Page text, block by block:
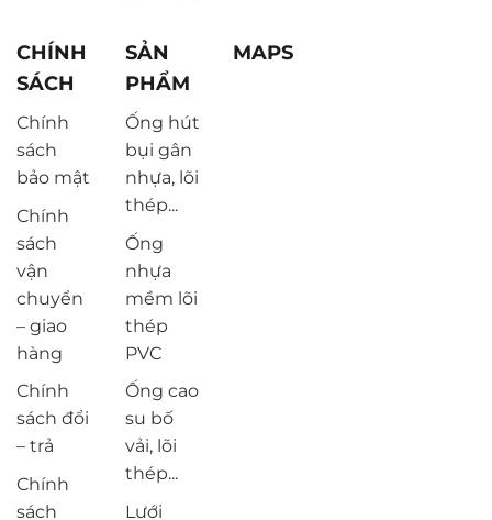
CHÍNH
SÁCH
Chính
sách
bảo mật
Chính
sách
vận
chuyển
– giao
hàng
Chính
sách đổi
– trả
Chính
sách
SẢN
PHẨM
Ống hút
bụi gân
nhựa, lõi
thép...
Ống
nhựa
mềm lõi
thép
PVC
Ống cao
su bố
vải, lõi
thép...
Lưới
MAPS